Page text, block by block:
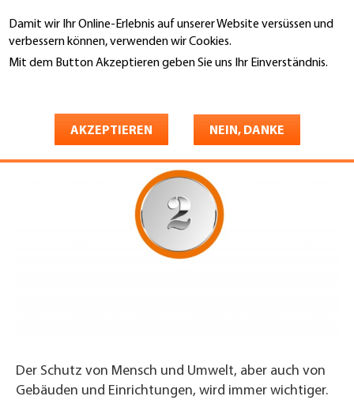
Damit wir Ihr Online-Erlebnis auf unserer Website versüssen und
verbessern können, verwenden wir Cookies.
Mit dem Button Akzeptieren geben Sie uns Ihr Einverständnis.
AKZEPTIEREN NEIN, DANKE
zum
Inhalt
Sicherheit
Der Schutz von Mensch und Umwelt, aber auch von
Gebäuden und Einrichtungen, wird immer wichtiger.